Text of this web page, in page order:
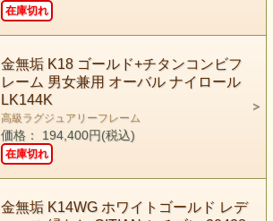
在庫切れ
金無垢 K18 ゴールド+チタンコンビフ
レーム 男女兼用 オーバル ナイロール
LK144K
高級ラグジュアリーフレーム
価格： 194,400円(税込)
在庫切れ
金無垢 K14WG ホワイトゴールド レデ